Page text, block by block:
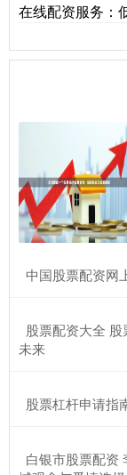
在线配资服务：
中国股票配资网
股票配资大全
未来
股票杠杆申请指
白银市股票配资